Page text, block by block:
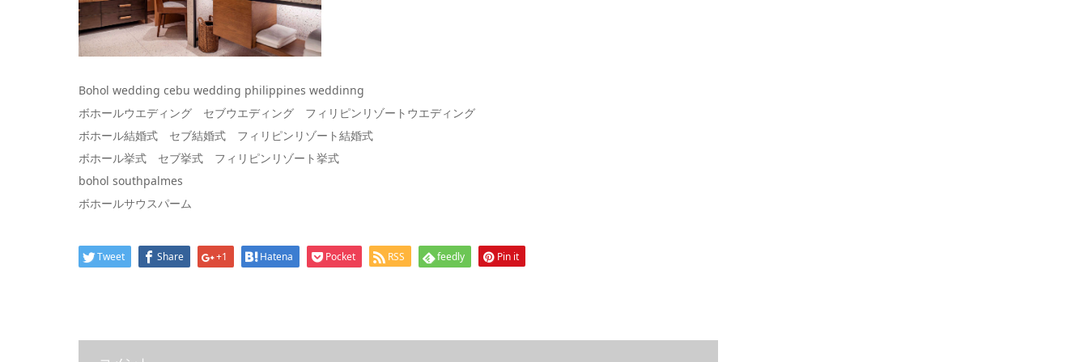
Bohol wedding cebu wedding philippines weddinng
ボホールウエディング セブウエディング フィリピンリゾートウエディング
ボホール結婚式 セブ結婚式 フィリピンリゾート結婚式
ボホール挙式 セブ挙式 フィリピンリゾート挙式
bohol southpalmes
ボホールサウスパーム
Tweet Share +1 Hatena Pocket RSS feedly Pin it